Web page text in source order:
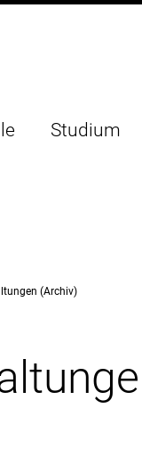
Studium
(Archiv)